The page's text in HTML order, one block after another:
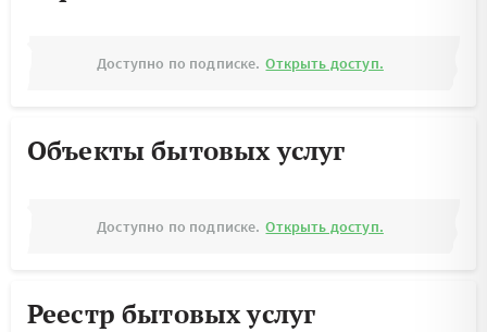
Доступно по подписке. Открыть доступ.
Объекты бытовых услуг
Доступно по подписке. Открыть доступ.
Реестр бытовых услуг